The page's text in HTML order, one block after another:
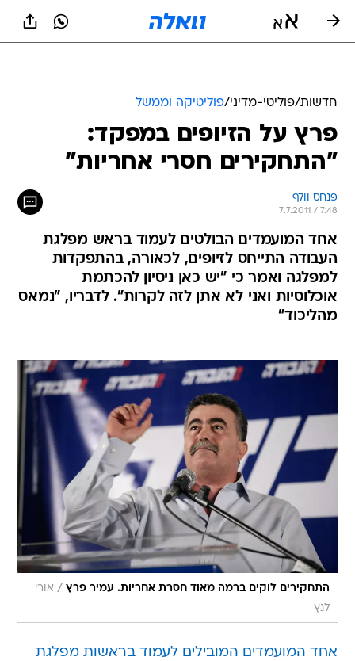
חדשות/פוליטי-מדיני/פוליטיקה וממשל
פרץ על הזיופים במפקד:
"התחקירים חסרי אחריות"
פנחס וולף
7.7.2011 / 7:48
אחד המועמדים הבולטים לעמוד בראש מפלגת
העבודה התייחס לזיופים, לכאורה, בהתפקדות
למפלגה ואמר כי "יש כאן ניסיון להכתמת
אוכלוסיות ואני לא אתן לזה לקרות". לדבריו, "נמאס
מהליכוד"
התחקירים לוקים ברמה מאוד חסרת אחריות. עמיר פרץ / אורי
לנץ
אחד המועמדים המובילים לעמוד בראשות מפלגת